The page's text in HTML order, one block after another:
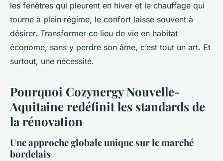
les fenêtres qui pleurent en hiver et le chauffage qui
tourne à plein régime, le confort laisse souvent à
désirer. Transformer ce lieu de vie en habitat
économe, sans y perdre son âme, c’est tout un art. Et
surtout, une nécessité.
Pourquoi Cozynergy Nouvelle-
Aquitaine redéfinit les standards de
la rénovation
Une approche globale unique sur le marché
bordelais